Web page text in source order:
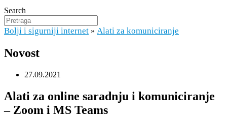
Search
Bolji i sigurniji internet » Alati za komuniciranje
Novost
27.09.2021
Alati za online saradnju i komuniciranje
– Zoom i MS Teams